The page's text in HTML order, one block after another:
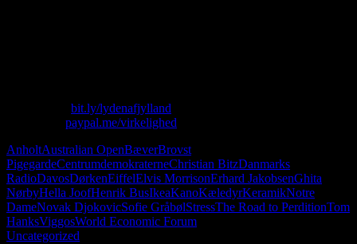
bit.ly/lydenafjylland
paypal.me/virkelighed
AnholtAustralian OpenBæverBrovst
PigegardeCentrumdemokraterneChristian BitzDanmarks
RadioDavosDørkenEiffelElvis MorrisonErhard JakobsenGhita
NørbyHella JoofHenrik BusIkeaKanoKæledyrKeramikNotre
DameNovak DjokovicSofie GråbølStressThe Road to PerditionTom
HanksViggosWorld Economic Forum
Uncategorized